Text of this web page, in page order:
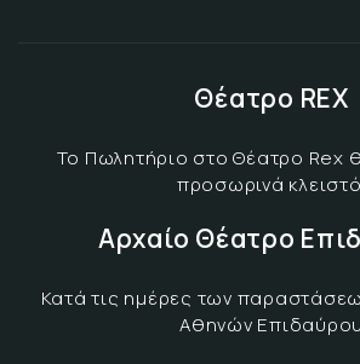
Θέατρο REX
Το Πωλητήριο στο Θέατρο Rex
προσωρινά
Αρχαίο Θέατρο
Κατά τις ημέρες των
Αθηνών Επιδαύρου